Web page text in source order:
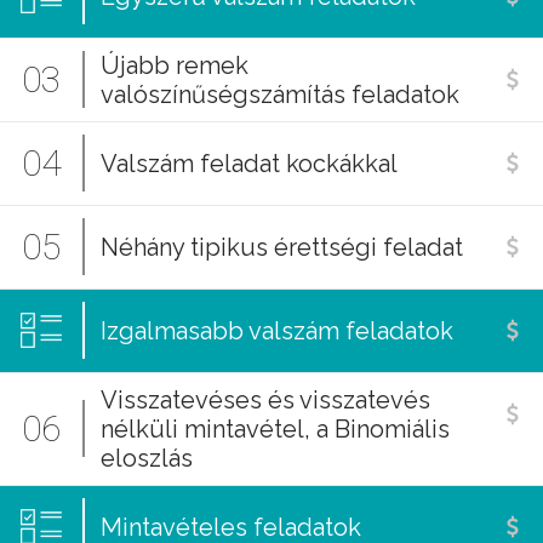
03
Újabb remek
valószínűségszámítás feladatok
04 Valszám feladat kockákkal
05 Néhány tipikus érettségi feladat
Izgalmasabb valszám feladatok
06
Visszatevéses és visszatevés
nélküli mintavétel, a Binomiális
eloszlás
Mintavételes feladatok